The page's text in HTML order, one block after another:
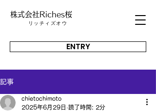
株式会社Riches桜
​リッチィズオウ
ENTRY
記事
chietochimoto
2025年6月29日 読了時間: 2分